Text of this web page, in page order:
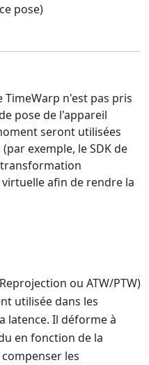
pose)
TimeWarp n'est pas pris
pose de l'appareil
seront utilisées
exemple, le SDK de
afin de rendre la
ou ATW/PTW)
utilisée dans les
latence. Il déforme à
en fonction de la
les